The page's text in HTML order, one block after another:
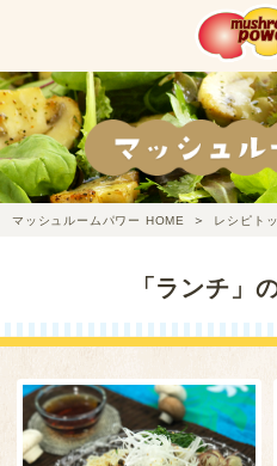
マッシュルームパワー HOME レシピト
「ランチ」